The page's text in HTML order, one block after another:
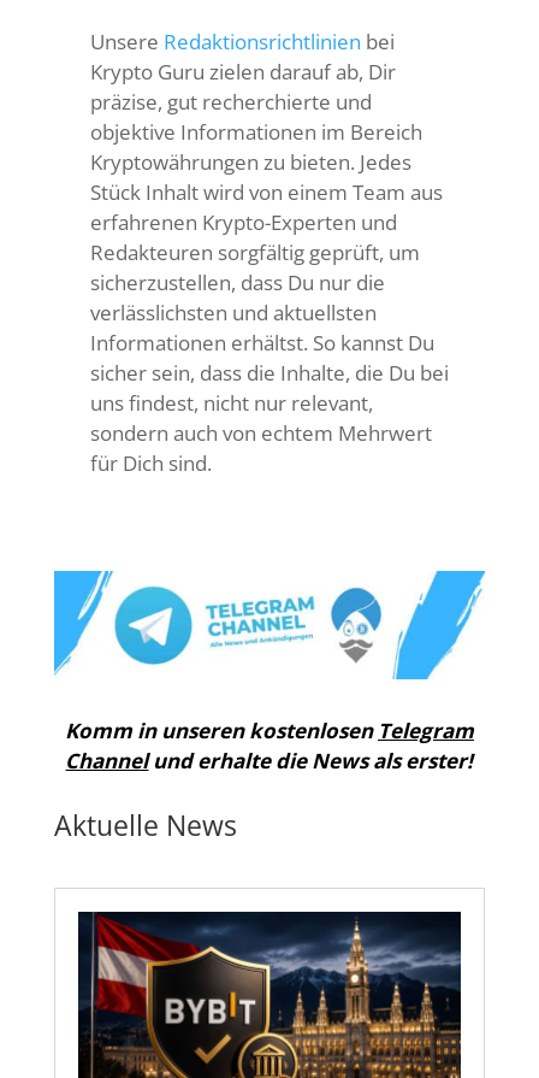
Unsere Redaktionsrichtlinien bei
Krypto Guru zielen darauf ab, Dir
präzise, gut recherchierte und
objektive Informationen im Bereich
Kryptowährungen zu bieten. Jedes
Stück Inhalt wird von einem Team aus
erfahrenen Krypto-Experten und
Redakteuren sorgfältig geprüft, um
sicherzustellen, dass Du nur die
verlässlichsten und aktuellsten
Informationen erhältst. So kannst Du
sicher sein, dass die Inhalte, die Du bei
uns findest, nicht nur relevant,
sondern auch von echtem Mehrwert
für Dich sind.
Komm in unseren kostenlosen Telegram
Channelund erhalte die News als erster!
Aktuelle News